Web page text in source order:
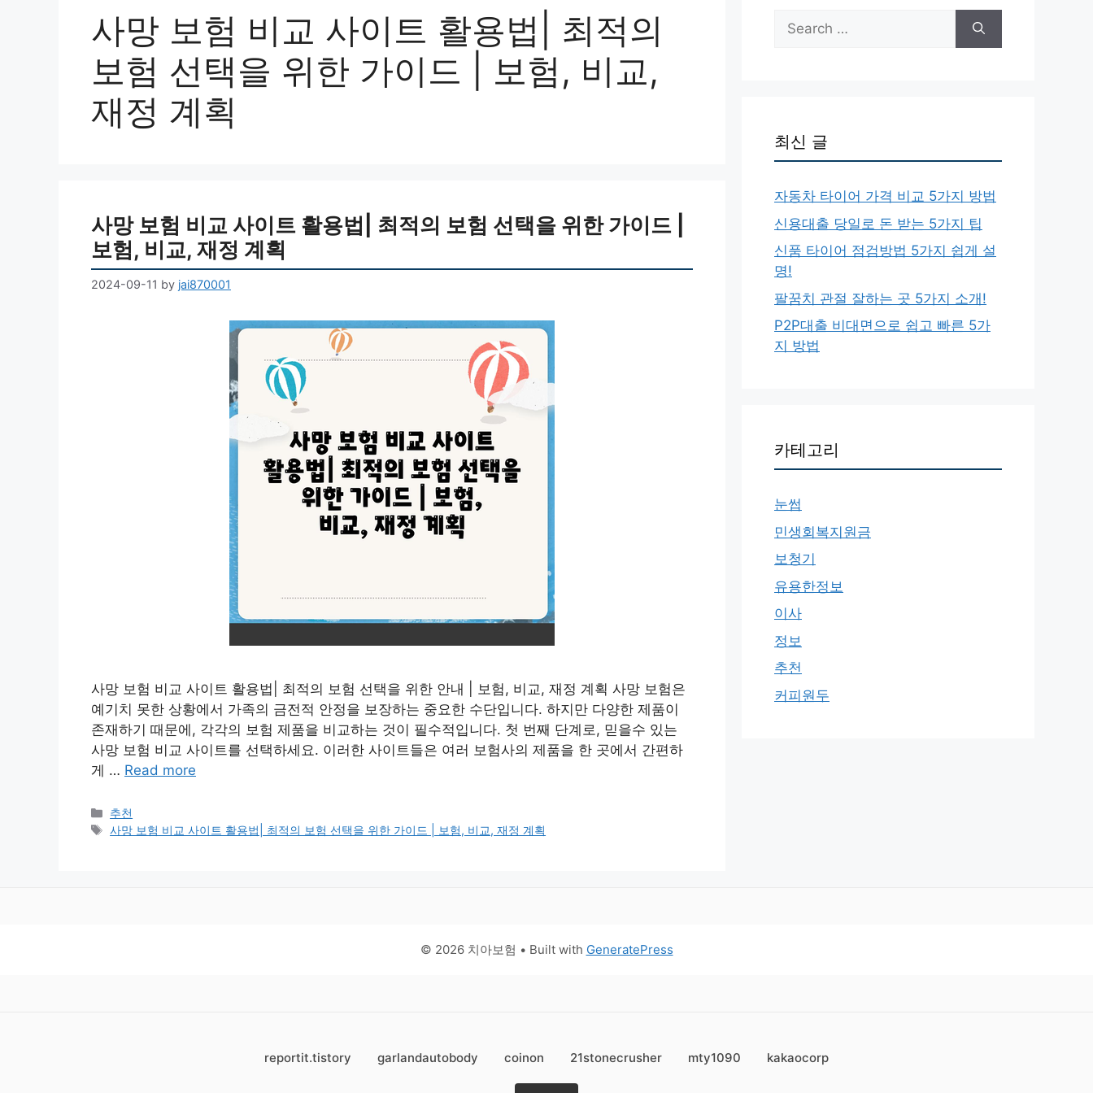
사망 보험 비교 사이트 활용법| 최적의
보험 선택을 위한 가이드 | 보험, 비교,
재정 계획
사망 보험 비교 사이트 활용법| 최적의 보험 선택을 위한 가이드 |
보험, 비교, 재정 계획
2024-09-11 by jai870001
사망 보험 비교 사이트 활용법| 최적의 보험 선택을 위한 안내 | 보험, 비교, 재정 계획 사망 보험은
예기치 못한 상황에서 가족의 금전적 안정을 보장하는 중요한 수단입니다. 하지만 다양한 제품이
존재하기 때문에, 각각의 보험 제품을 비교하는 것이 필수적입니다. 첫 번째 단계로, 믿을수 있는
사망 보험 비교 사이트를 선택하세요. 이러한 사이트들은 여러 보험사의 제품을 한 곳에서 간편하
게 … Read more
Categories
추천
Tags
사망 보험 비교 사이트 활용법| 최적의 보험 선택을 위한 가이드 | 보험, 비교, 재정 계획
Search
for:
최신 글
자동차 타이어 가격 비교 5가지 방법
신용대출 당일로 돈 받는 5가지 팁
신품 타이어 점검방법 5가지 쉽게 설
명!
팔꿈치 관절 잘하는 곳 5가지 소개!
P2P대출 비대면으로 쉽고 빠른 5가
지 방법
카테고리
눈썹
민생회복지원금
보청기
유용한정보
이사
정보
추천
커피원두
© 2026 치아보험 • Built with GeneratePress
reportit.tistory garlandautobody coinon 21stonecrusher mty1090 kakaocorp